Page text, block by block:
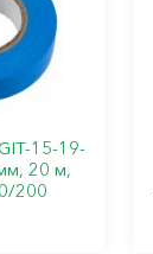
15-19-
20 м,
200